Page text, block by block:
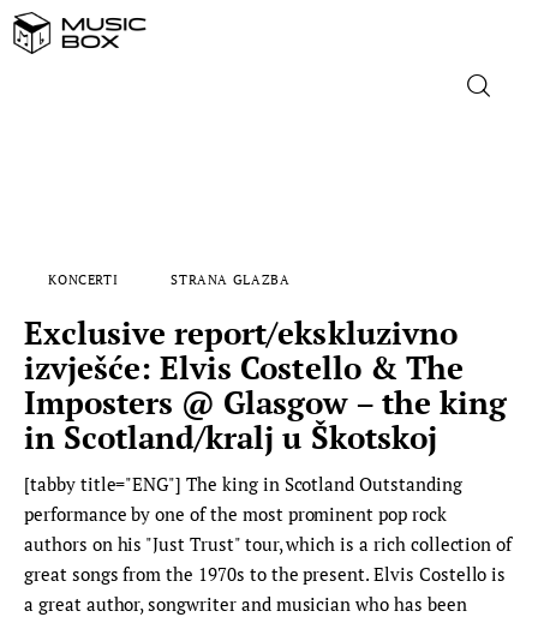
FILM
MUSIC BOX
KONCERTI STRANA GLAZBA
Exclusive report/ekskluzivno
izvješće: Elvis Costello & The
Imposters @ Glasgow – the king
in Scotland/kralj u Škotskoj
[tabby title="ENG"] The king in Scotland Outstanding
performance by one of the most prominent pop rock
authors on his "Just Trust" tour, which is a rich collection of
great songs from the 1970s to the present. Elvis Costello is
a great author, songwriter and musician who has been